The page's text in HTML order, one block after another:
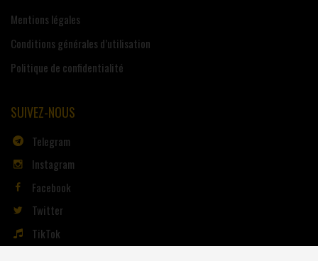
Mentions légales
Conditions générales d’utilisation
Politique de confidentialité
SUIVEZ-NOUS
Telegram
Instagram
Facebook
Twitter
TikTok